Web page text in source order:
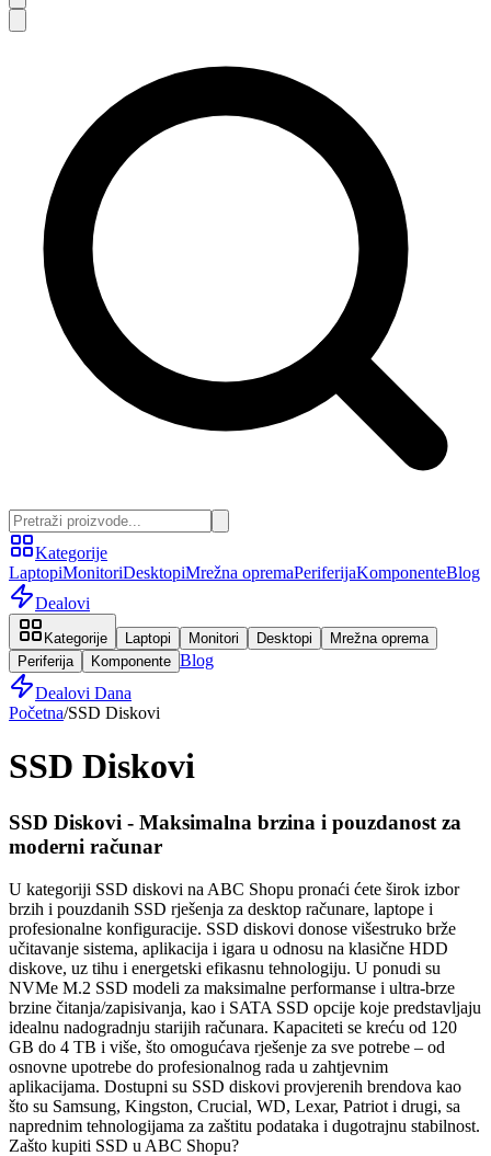
Kategorije
LaptopiMonitoriDesktopiMrežna opremaPeriferijaKomponenteBlog
Dealovi
Kategorije Laptopi Monitori Desktopi
Mrežna oprema
Periferija
Komponente Blog
Dealovi Dana
Početna/SSD Diskovi
SSD Diskovi
SSD Diskovi - Maksimalna brzina i pouzdanost za
moderni računar
U kategoriji SSD diskovi na ABC Shopu pronaći ćete širok izbor
brzih i pouzdanih SSD rješenja za desktop računare, laptope i
profesionalne konfiguracije. SSD diskovi donose višestruko brže
učitavanje sistema, aplikacija i igara u odnosu na klasične HDD
diskove, uz tihu i energetski efikasnu tehnologiju. U ponudi su
NVMe M.2 SSD modeli za maksimalne performanse i ultra-brze
brzine čitanja/zapisivanja, kao i SATA SSD opcije koje predstavljaju
idealnu nadogradnju starijih računara. Kapaciteti se kreću od 120
GB do 4 TB i više, što omogućava rješenje za sve potrebe – od
osnovne upotrebe do profesionalnog rada u zahtjevnim
aplikacijama. Dostupni su SSD diskovi provjerenih brendova kao
što su Samsung, Kingston, Crucial, WD, Lexar, Patriot i drugi, sa
naprednim tehnologijama za zaštitu podataka i dugotrajnu stabilnost.
Zašto kupiti SSD u ABC Shopu?